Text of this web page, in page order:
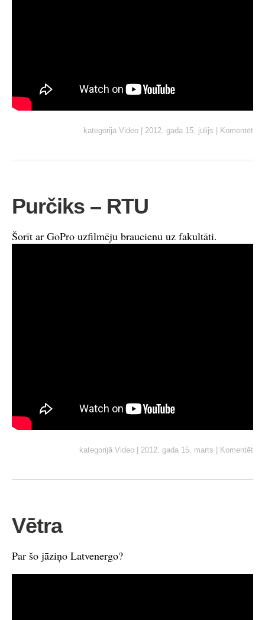
kategorijā Video 2012. gada 15. jūlijs Komentēt
Purčiks – RTU
Šorīt ar GoPro uzfilmēju braucienu uz fakultāti.
kategorijā Video 2012. gada 15. marts Komentēt
Vētra
Par šo jāziņo Latvenergo?